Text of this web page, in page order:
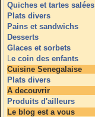
Quiches et tartes salées
Plats divers
Pains et sandwichs
Desserts
Glaces et sorbets
Le coin des enfants
Cuisine Senegalaise
Plats divers
A decouvrir
Produits d'ailleurs
Le blog est a vous